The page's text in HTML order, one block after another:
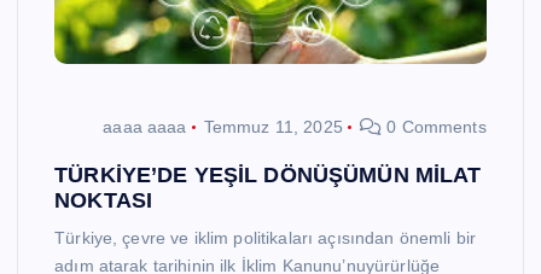
aaaa aaaa Temmuz 11, 2025 0 Comments
TÜRKİYE’DE YEŞİL DÖNÜŞÜMÜN MİLAT
NOKTASI
Türkiye, çevre ve iklim politikaları açısından önemli bir
adım atarak tarihinin ilk İklim Kanunu’nuyürürlüğe